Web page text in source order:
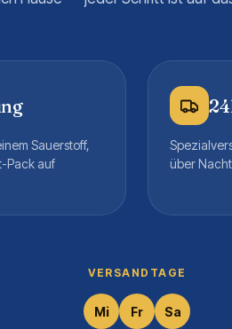
Sauerstoff,
Pack auf
über
VERSANDTAGE
Mi Fr Sa